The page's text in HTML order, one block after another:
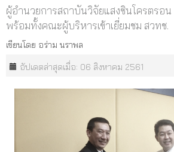
ผู้อำนวยการสถาบันวิจัยแสงซินโครตรอ
พร้อมทั้งคณะผู้บริหารเข้าเยี่ยมชม สวทช.
เขียนโดย อร่าม นราพล
อัปเดตล่าสุดเมื่อ: 06 สิงหาคม 2561